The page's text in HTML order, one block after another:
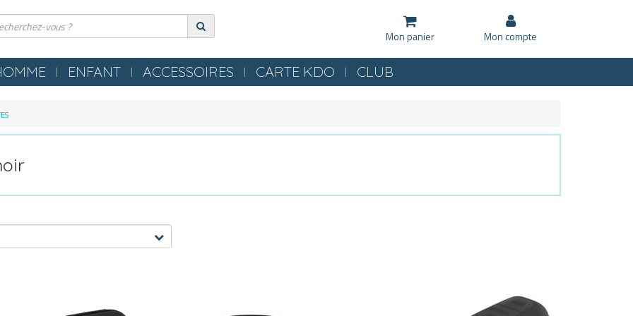
Mon panier Mon compte
ENFANT ACCESSOIRES CARTE KDO CLUB
/ BOUCHONS
TEXTILES